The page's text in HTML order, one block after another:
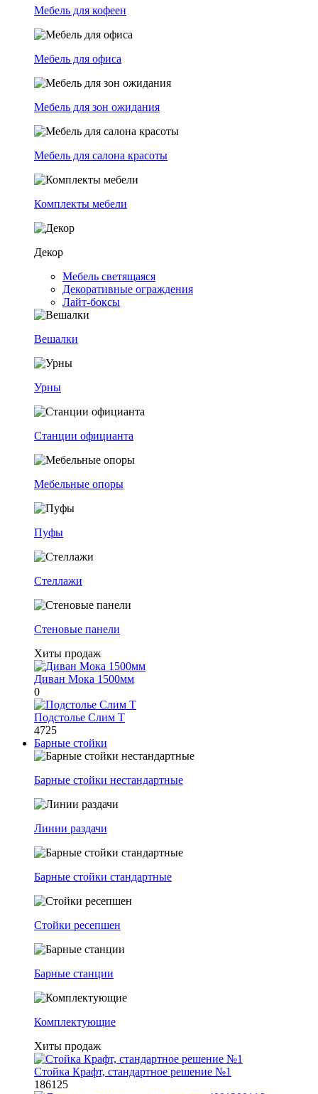
Мебель для кофеен
Мебель для офиса
Мебель для зон ожидания
Мебель для салона красоты
Комплекты мебели
Декор
Мебель светящаяся
Декоративные ограждения
Лайт-боксы
Вешалки
Урны
Станции официанта
Мебельные опоры
Пуфы
Стеллажи
Стеновые панели
Хиты продаж
Диван Мока 1500мм
0
Подстолье Слим Т
4725
Барные стойки
Барные стойки нестандартные
Линии раздачи
Барные стойки стандартные
Стойки ресепшен
Барные станции
Комплектующие
Хиты продаж
Стойка Крафт, стандартное решение №1
186125